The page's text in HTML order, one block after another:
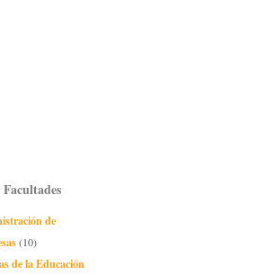
de
(10)
de la Educación